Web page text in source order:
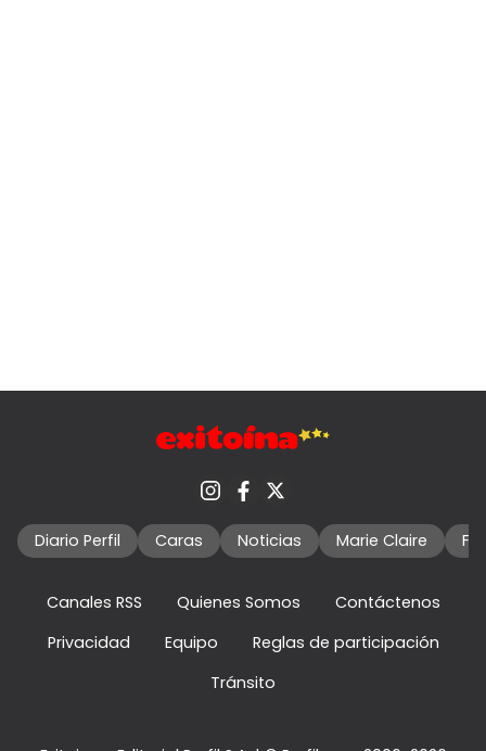
Diario Perfil Caras Noticias Marie Claire
Canales RSS Quienes Somos
Contáctenos
Privacidad
Equipo
Reglas de participación
Tránsito